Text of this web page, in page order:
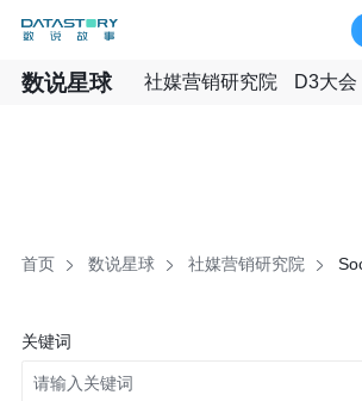
数说星球 社媒营销研究院 D3大会
首页 数说星球 社媒营销研究院
关键词